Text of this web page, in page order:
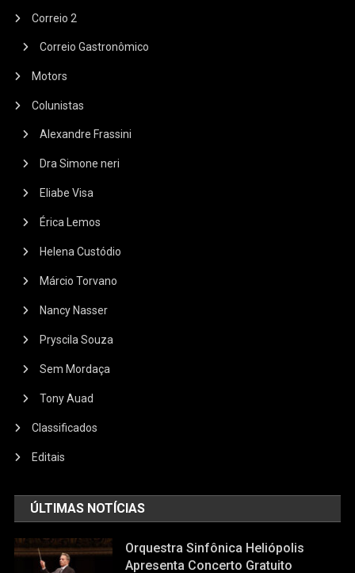
Correio 2
Correio Gastronômico
Motors
Colunistas
Alexandre Frassini
Dra Simone neri
Eliabe Visa
Érica Lemos
Helena Custódio
Márcio Torvano
Nancy Nasser
Pryscila Souza
Sem Mordaça
Tony Auad
Classificados
Editais
ÚLTIMAS NOTÍCIAS
Orquestra Sinfônica Heliópolis
Apresenta Concerto Gratuito